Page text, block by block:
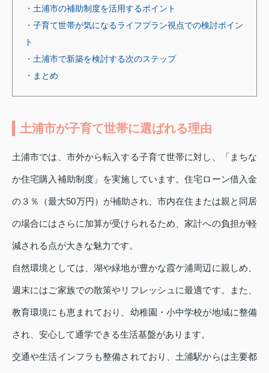
・土浦市の補助制度を活用するポイント
・子育て世帯が気になるライフプラン視点での検討ポイン
ト
・土浦市で新築を検討する次のステップ
・まとめ
土浦市が子育て世帯に選ばれる理由
土浦市では、市外から転入する子育て世帯に対し、「まちな
か住宅購入補助制度」を実施しています。住宅ローン借入金
の３％（最大50万円）が補助され、市内在住または親と同居
の場合にはさらに加算が受けられるため、家計への負担が軽
減される点が大きな魅力です。
自然環境としては、湖や緑地が豊かな霞ケ浦周辺に親しめ、
週末にはご家族での散策やリフレッシュに最適です。また、
教育環境にも恵まれており、幼稚園・小中学校が地域に整備
され、安心して通学できる生活基盤があります。
交通や生活インフラも整備されており、土浦駅からは主要都